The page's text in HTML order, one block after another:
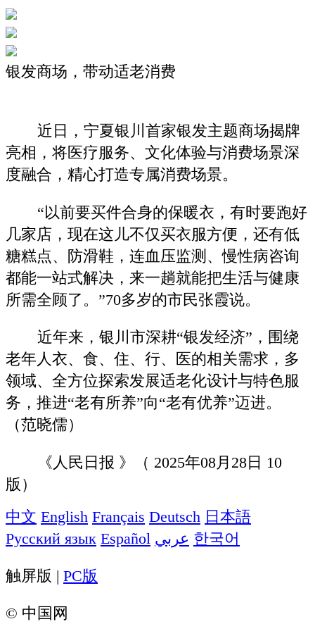
银发商场，带动适老消费
近日，宁夏银川首家银发主题商场揭牌
亮相，将医疗服务、文化体验与消费场景深
度融合，精心打造专属消费场景。
“以前要买件合身的保暖衣，有时要跑好
几家店，现在这儿不仅买衣服方便，还有低
糖糕点、防滑鞋，连血压监测、慢性病咨询
都能一站式解决，来一趟就能把生活与健康
所需全顾了。”70多岁的市民张霞说。
近年来，银川市深耕“银发经济”，围绕
老年人衣、食、住、行、医的相关需求，多
领域、全方位探索发展适老化设计与特色服
务，推进“老有所养”向“老有优养”迈进。
（范晓儒）
《人民日报 》（ 2025年08月28日 10
版）
中文 English Français Deutsch 日本語
Русский язык Español عربي 한국어
触屏版 | PC版
© 中国网